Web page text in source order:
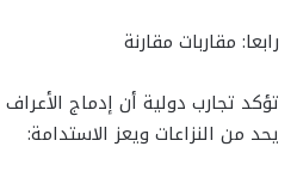
رابعا: مقاربات مقارنة
تؤكد تجارب دولية أن إدماج
يحد من النزاعات ويعز الاستدامة: